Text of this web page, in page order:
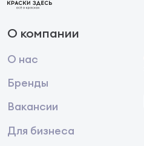
О компании
О нас
Бренды
Вакансии
Для бизнеса